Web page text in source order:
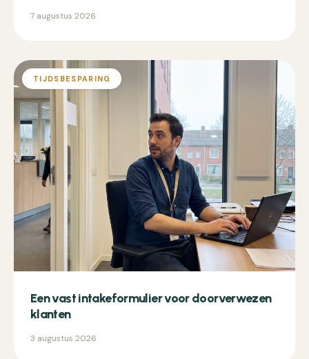
7 augustus 2026
TIJDSBESPARING
Een vast intakeformulier voor doorverwezen
klanten
3 augustus 2026